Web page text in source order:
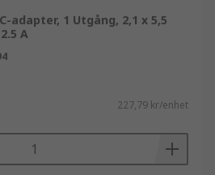
adapter, 1 Utgång, 2,1 x 5,5
A
227,79 kr/enhet